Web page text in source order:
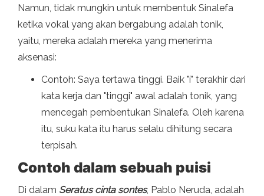
Namun, tidak mungkin untuk membentuk Sinalefa
ketika vokal yang akan bergabung adalah tonik,
yaitu, mereka adalah mereka yang menerima
aksenasi:
Contoh: Saya tertawa tinggi. Baik "í" terakhir dari
kata kerja dan "tinggi" awal adalah tonik, yang
mencegah pembentukan Sinalefa. Oleh karena
itu, suku kata itu harus selalu dihitung secara
terpisah.
Contoh dalam sebuah puisi
Di dalam Seratus cinta sontes, Pablo Neruda, adalah